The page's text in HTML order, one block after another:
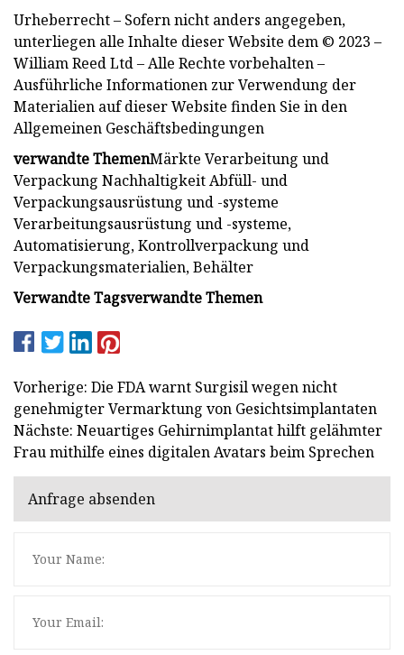
Urheberrecht – Sofern nicht anders angegeben,
unterliegen alle Inhalte dieser Website dem © 2023 –
William Reed Ltd – Alle Rechte vorbehalten –
Ausführliche Informationen zur Verwendung der
Materialien auf dieser Website finden Sie in den
Allgemeinen Geschäftsbedingungen
verwandte ThemenMärkte Verarbeitung und
Verpackung Nachhaltigkeit Abfüll- und
Verpackungsausrüstung und -systeme
Verarbeitungsausrüstung und -systeme,
Automatisierung, Kontrollverpackung und
Verpackungsmaterialien, Behälter
Verwandte Tagsverwandte Themen
Vorherige: Die FDA warnt Surgisil wegen nicht
genehmigter Vermarktung von Gesichtsimplantaten
Nächste: Neuartiges Gehirnimplantat hilft gelähmter
Frau mithilfe eines digitalen Avatars beim Sprechen
Anfrage absenden